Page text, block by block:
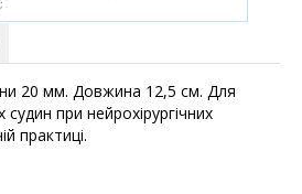
20 мм. Довжина 12,5 см. Для
при нейрохірургічних
практиці.